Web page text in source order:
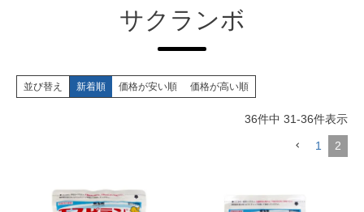
サクランボ
並び替え 新着順 価格が安い順 価格が高い順
36件中 31-36件表示
1 2